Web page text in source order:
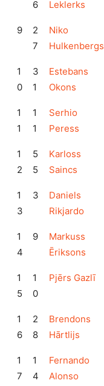
6 Leklerks
9
2
7
Niko
Hulkenbergs
1
0
3
1
Estebans
Okons
1
1
1
1
Serhio
Peress
1
2
5
5
Karloss
Saincs
1
3
3
Daniels
Rikjardo
1
4
9
Markuss
Ēriksons
1
5
1
0
Pjērs Gazlī
1
6
2
8
Brendons
Hārtlijs
1
7
1
4
Fernando
Alonso